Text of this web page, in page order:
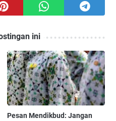
ini
Pesan Mendikbud: Jangan